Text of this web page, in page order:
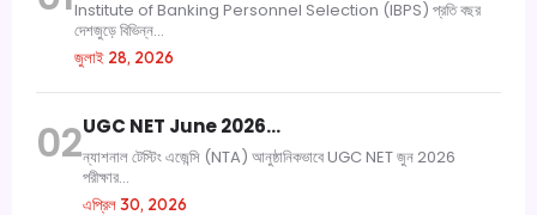
Institute of Banking Personnel Selection (IBPS) প্রতি বছর
দেশজুড়ে বিভিন্ন...
জুলাই 28, 2026
02UGC NET June 2026…
ন্যাশনাল টেস্টিং এজেন্সি (NTA) আনুষ্ঠানিকভাবে UGC NET জুন 2026
পরীক্ষার...
এপ্রিল 30, 2026